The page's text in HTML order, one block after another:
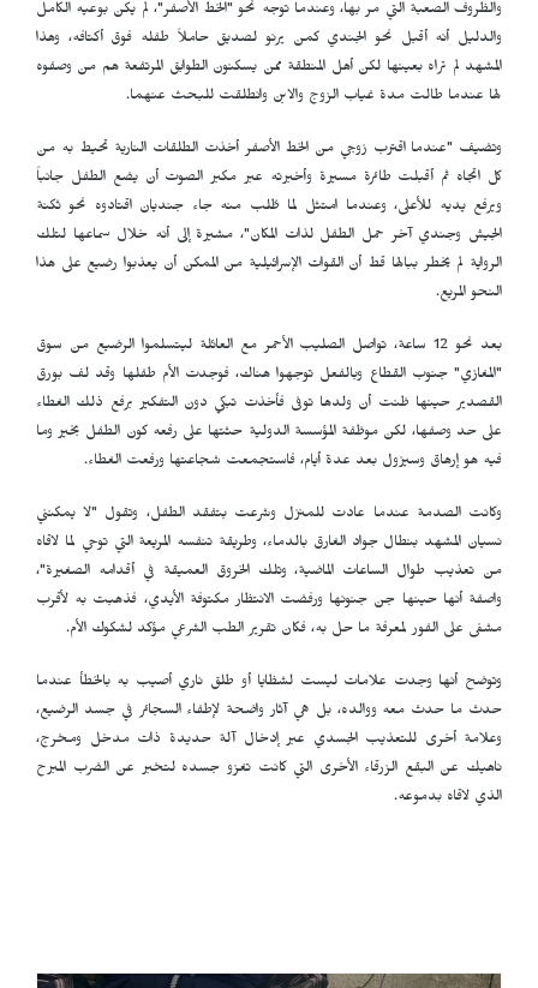
والظروف الصعبة التي مر بها، وعندما توجه نحو "الخط الأصفر"، لم يكن بوعيه الكامل
والدليل أنه أقبل نحو الجندي كمن يرنو لصديق حاملاً طفله فوق أكتافه، وهذا
المشهد لم تراه بعينها لكن أهل المنطقة ممن يسكنون الطوابق المرتفعة هم من وصفوه
لها عندما طالت مدة غياب الزوج والابن وانطلقت للبحث عنهما.
وتضيف "عندما اقترب زوجي من الخط الأصفر أخذت الطلقات النارية تحيط به من
كل اتجاه ثم أقبلت طائرة مسيرة وأخبرته عبر مكبر الصوت أن يضع الطفل جانباً
ويرفع يديه للأعلى، وعندما امتثل لما طُلب منه جاء جنديان اقتادوه نحو ثكنة
الجيش وجندي آخر حمل الطفل لذات المكان"، مشيرة إلى أنه خلال سماعها لتلك
الرواية لم يخطر ببالها قط أن القوات الإسرائيلية من الممكن أن يعذبوا رضيع على هذا
النحو المريع.
بعد نحو 12 ساعة، تواصل الصليب الأحمر مع العائلة ليتسلموا الرضيع من سوق
"المغازي" جنوب القطاع وبالفعل توجهوا هناك، فوجدت الأم طفلها وقد لف بورق
القصدير حينها ظنت أن ولدها توفى فأخذت تبكي دون التفكير برفع ذلك الغطاء
على حد وصفها، لكن موظفة المؤسسة الدولية حثتها على رفعه كون الطفل بخير وما
فيه هو إرهاق وسيزول بعد عدة أيام، فاستجمعت شجاعتها ورفعت الغطاء.
وكانت الصدمة عندما عادت للمنزل وشرعت بتفقد الطفل، وتقول "لا يمكنني
نسيان المشهد بنطال جواد الغارق بالدماء، وطريقة تنفسه المريعة التي توحي لما لاقاه
من تعذيب طوال الساعات الماضية، وتلك الخروق العميقة في أقدامه الصغيرة"،
واصفة أنها حينها جن جنونها ورفضت الانتظار مكتوفة الأيدي، فذهبت به لأقرب
مشفى على الفور لمعرفة ما حل به، فكان تقرير الطب الشرعي مؤكد لشكوك الأم.
وتوضح أنها وجدت علامات ليست لشظايا أو طلق ناري أصيب به بالخطأ عندما
حدث ما حدث معه ووالده، بل هي آثار واضحة لإطفاء السجائر في جسد الرضيع،
وعلامة أخرى للتعذيب الجسدي عبر إدخال آلة حديدة ذات مدخل ومخرج،
ناهيك عن البقع الزرقاء الأخرى التي كانت تغزو جسده لتخبر عن الضرب المبرح
الذي لاقاه بدموعه.